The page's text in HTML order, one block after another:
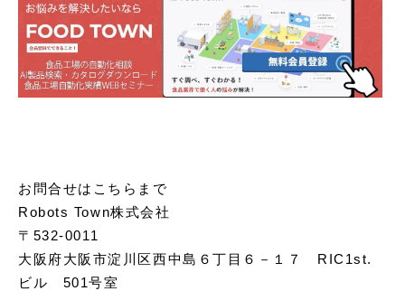
お問合せはこちらまで
Robots Town株式会社
〒532-0011
大阪府大阪市淀川区西中島６丁目６－１７　RIC1st.
ビル　501号室